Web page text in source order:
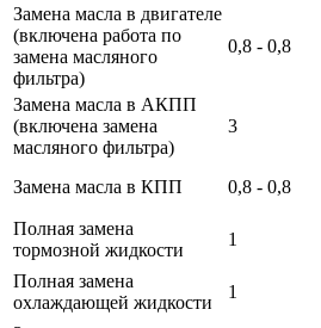
Замена масла в двигателе
(включена работа по
замена масляного
фильтра)
0,8 - 0,8
Замена масла в АКПП
(включена замена
масляного фильтра)
3
Замена масла в КПП 0,8 - 0,8
Полная замена
тормозной жидкости
1
Полная замена
охлаждающей жидкости
1